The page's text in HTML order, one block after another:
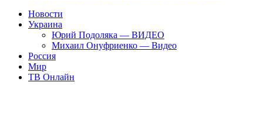
Новости
Украина
Юрий Подоляка — ВИДЕО
Михаил Онуфриенко — Видео
Россия
Мир
ТВ Онлайн